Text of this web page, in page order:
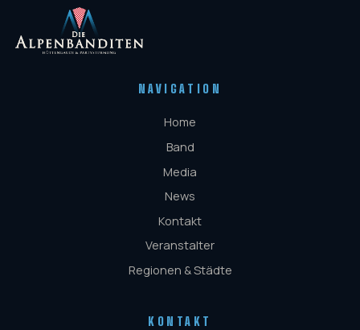
NAVIGATION
Home
Band
Media
News
Kontakt
Veranstalter
Regionen & Städte
KONTAKT